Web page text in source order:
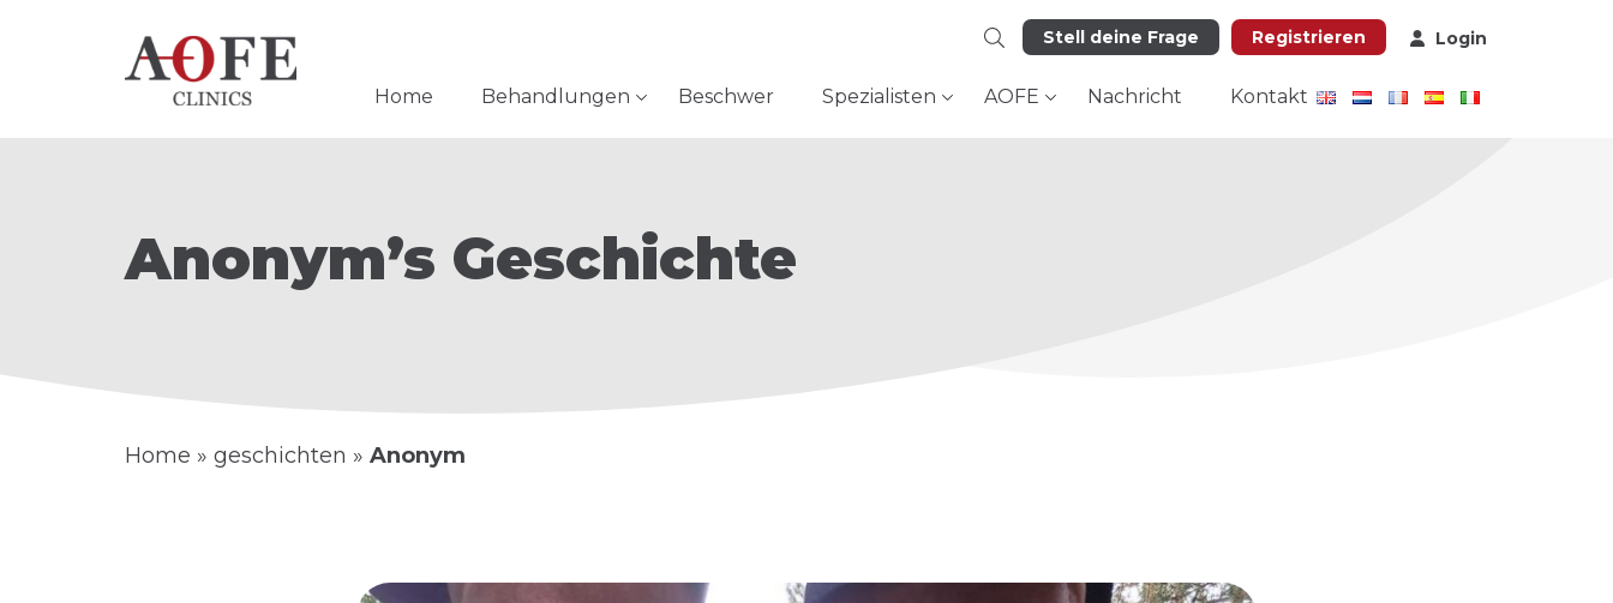
Stell deine Frage Registrieren Login
Home Behandlungen Beschwer Spezialisten AOFE Nachricht Kontakt
Anonym’s Geschichte
Home » geschichten » Anonym